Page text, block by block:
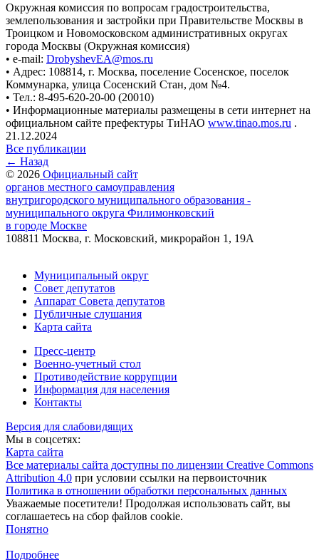
Окружная комиссия по вопросам градостроительства,
землепользования и застройки при Правительстве Москвы в
Троицком и Новомосковском административных округах
города Москвы (Окружная комиссия)
• e-mail: DrobyshevEA@mos.ru
• Адрес: 108814, г. Москва, поселение Сосенское, поселок
Коммунарка, улица Сосенский Стан, дом №4.
• Тел.: 8-495-620-20-00 (20010)
• Информационные материалы размещены в сети интернет на
официальном сайте префектуры ТиНАО www.tinao.mos.ru .
21.12.2024
Все публикации
← Назад
© 2026 Официальный сайт
органов местного самоуправления
внутригородского муниципального образования -
муниципального округа Филимонковский
в городе Москве
108811 Москва, г. Московский, микрорайон 1, 19А
Муниципальный округ
Совет депутатов
Аппарат Совета депутатов
Публичные слушания
Карта сайта
Пресс-центр
Военно-учетный стол
Противодействие коррупции
Информация для населения
Контакты
Версия для слабовидящих
Мы в соцсетях:
Карта сайта
Все материалы сайта доступны по лицензии Creative Commons
Attribution 4.0 при условии ссылки на первоисточник
Политика в отношении обработки персональных данных
Уважаемые посетители! Продолжая использовать сайт, вы
соглашаетесь на сбор файлов cookie.
Понятно
Подробнее